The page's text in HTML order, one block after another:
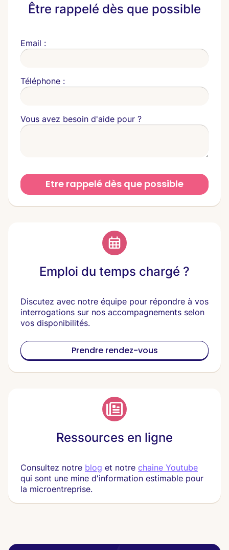
Emploi du temps chargé ?
Discutez avec notre équipe pour répondre à vos
interrogations sur nos accompagnements selon
vos disponibilités.
Prendre rendez-vous
Être rappelé dès que possible
Email :
Téléphone :
Vous avez besoin d'aide pour ?
Etre rappelé dès que possible
Ressources en ligne
Consultez notre blog et notre chaine Youtube
qui sont une mine d'information estimable pour
la microentreprise.